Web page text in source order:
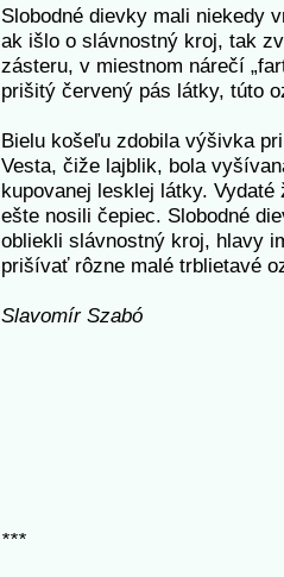
Slobodné dievky mali niekedy
ak išlo o slávnostný kroj, tak
zásteru, v miestnom nárečí
prišitý červený pás látky, túto
Bielu košeľu zdobila výšivka
Vesta, čiže lajblik, bola
kupovanej lesklej látky.
ešte nosili čepiec. Slobodné
obliekli slávnostný kroj, hlavy
prišívať rôzne malé trblietavé
Slavomír Szabó
***